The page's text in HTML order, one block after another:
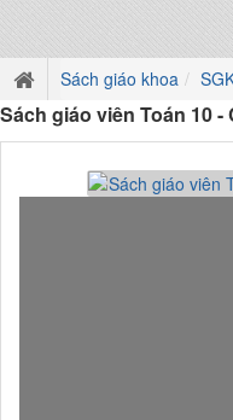
Sách giáo khoa
Sách giáo viên Toán 10